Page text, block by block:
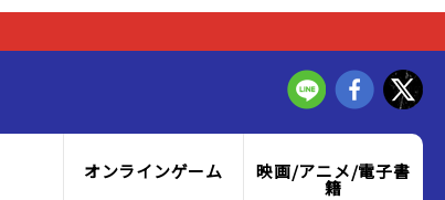
オンラインゲーム 映画/アニメ/電子書
籍